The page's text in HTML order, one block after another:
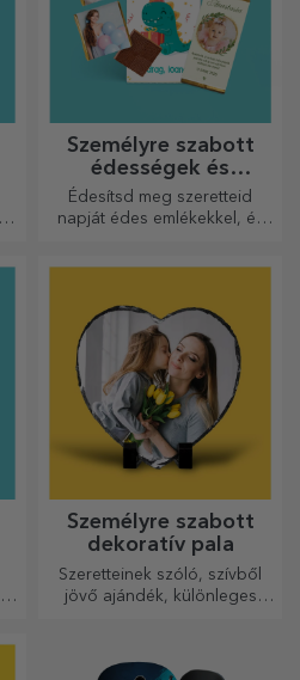
Személyre szabott
édességek és
cukorkák
Édesítsd meg szeretteid
napját édes emlékekkel, és
édes, személyre szabott
ajándékot!
Személyre szabott
dekoratív pala
Szeretteinek szóló, szívből
jövő ajándék, különleges